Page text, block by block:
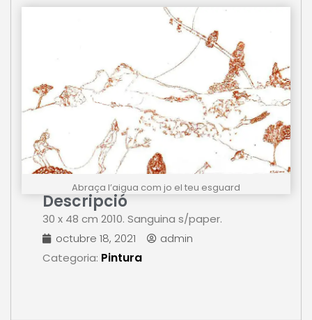
Abraça l’aigua com jo el teu esguard
Descripció
30 x 48 cm 2010. Sanguina s/paper.
octubre 18, 2021
admin
Categoria: Pintura